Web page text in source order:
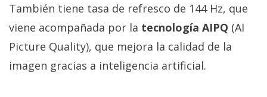
También tiene tasa de refresco de 144 Hz, que
viene acompañada por la tecnología AIPQ (AI
Picture Quality), que mejora la calidad de la
imagen gracias a inteligencia artificial.